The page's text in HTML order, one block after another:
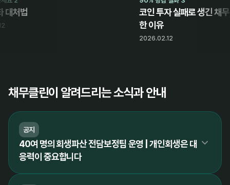
코인 투자 실패로 생긴 채무, 개
한 이유
2026.02.12
채무클린이 알려드리는 소식과 안내
공지
40여 명의 회생파산 전담보정팀 운영 | 개인회생은 대
응력이 중요합니다